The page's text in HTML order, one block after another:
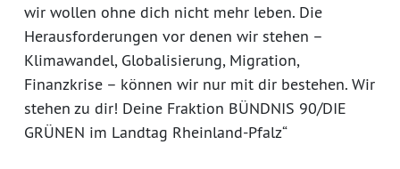
wir wollen ohne dich nicht mehr leben. Die
Herausforderungen vor denen wir stehen –
Klimawandel, Globalisierung, Migration,
Finanzkrise – können wir nur mit dir bestehen. Wir
stehen zu dir! Deine Fraktion BÜNDNIS 90/DIE
GRÜNEN im Landtag Rheinland-Pfalz“